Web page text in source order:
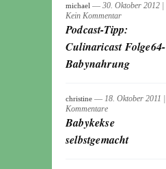
michael ― 30. Oktober 2012
Kein Kommentar
Podcast-Tipp:
Culinaricast Folge64-
Babynahrung
christine ― 18. Oktober 2011
Kommentare
Babykekse
selbstgemacht